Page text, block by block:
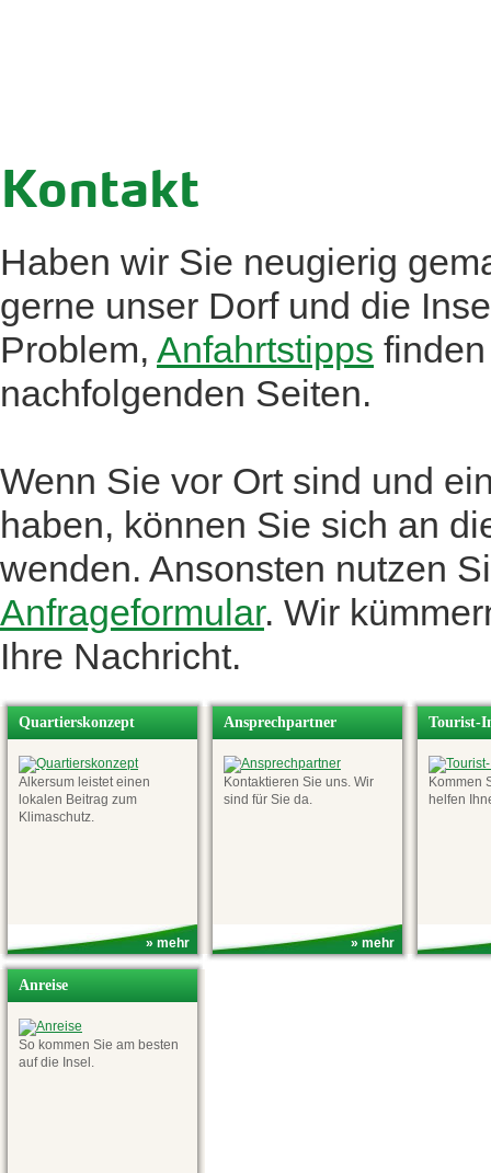
Kontakt
Haben wir Sie neugierig
gerne unser Dorf und die
Problem, Anfahrtstipps
nachfolgenden Seiten.
Wenn Sie vor Ort sind und
haben, können Sie sich an
wenden. Ansonsten nutzen
Anfrageformular. Wir
Ihre Nachricht.
Quartierskonzept
Alkersum leistet einen
lokalen Beitrag zum
Klimaschutz.
» mehr
Ansprechpartner
Kontaktieren Sie uns. Wir
sind für Sie da.
» mehr
Tourist-
Kommen
helfen
Anreise
So kommen Sie am besten
auf die Insel.